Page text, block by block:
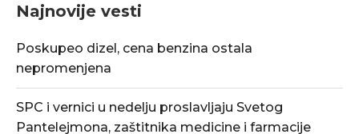
Najnovije vesti
Poskupeo dizel, cena benzina ostala
nepromenjena
SPC i vernici u nedelju proslavljaju Svetog
Pantelejmona, zaštitnika medicine i farmacije